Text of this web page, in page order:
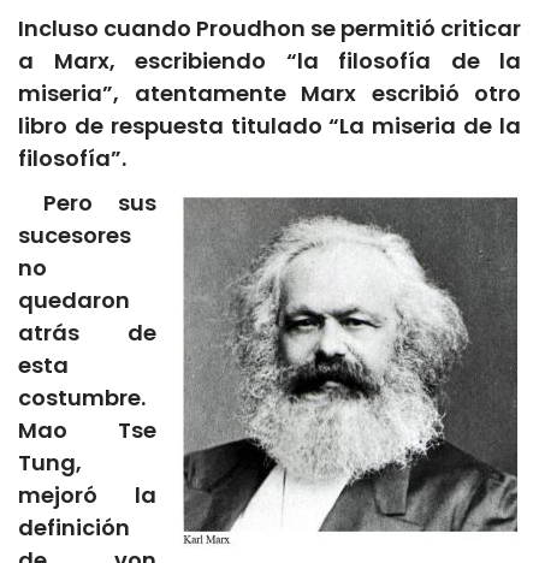
Incluso cuando Proudhon se permitió criticar
a Marx, escribiendo “la filosofía de la
miseria”, atentamente Marx escribió otro
libro de respuesta titulado “La miseria de la
filosofía”.
Pero sus
sucesores
no
quedaron
atrás de
esta
costumbre.
Mao Tse
Tung,
mejoró la
definición